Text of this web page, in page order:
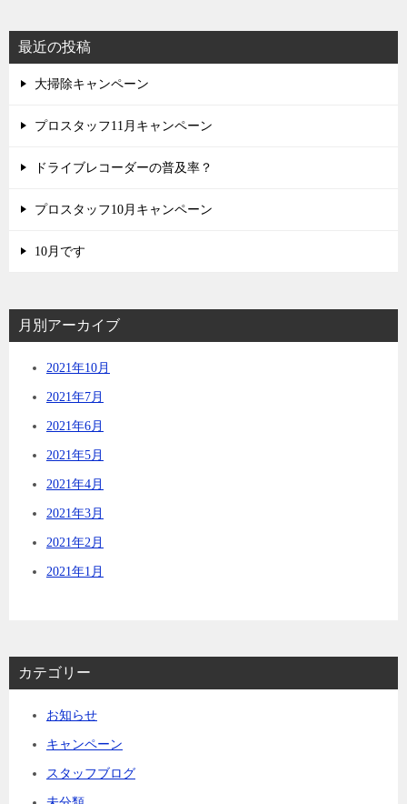
最近の投稿
大掃除キャンペーン
プロスタッフ11月キャンペーン
ドライブレコーダーの普及率？
プロスタッフ10月キャンペーン
10月です
月別アーカイブ
2021年10月
2021年7月
2021年6月
2021年5月
2021年4月
2021年3月
2021年2月
2021年1月
カテゴリー
お知らせ
キャンペーン
スタッフブログ